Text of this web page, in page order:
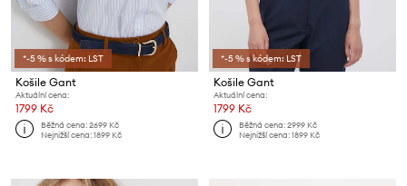
*-5 % s kódem: LST
Košile Gant
Aktuální cena:
1799 Kč
Běžná cena:2699 Kč
Nejnižší cena:1899 Kč
*-5 % s kódem: LST
Košile Gant
Aktuální cena:
1799 Kč
Běžná cena:2999 Kč
Nejnižší cena:1899 Kč